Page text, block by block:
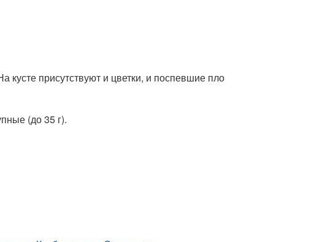
кусте присутствуют и цветки, и поспевшие пло
(до 35 г).